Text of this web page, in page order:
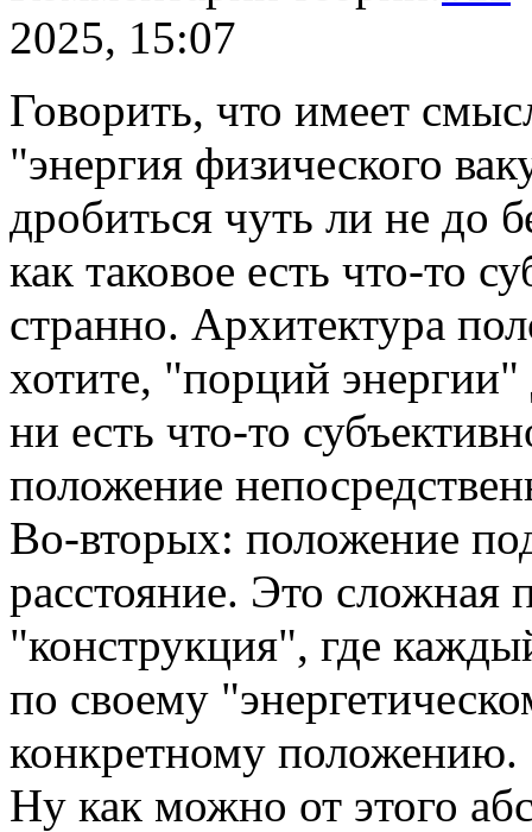
2025, 15:07
Говорить, что имеет
"энергия физического
дробиться чуть ли не до
как таковое есть что-то
странно. Архитектура
хотите, "порций энергии"
ни есть что-то
положение
Во-вторых: положение
расстояние. Это сложная
"конструкция", где
по своему
конкретному положению.
Ну как можно от этого